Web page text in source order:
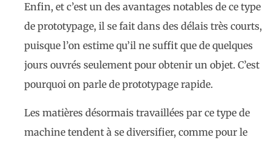
Enfin, et c’est un des avantages notables de ce type
de prototypage, il se fait dans des délais très courts,
puisque l’on estime qu’il ne suffit que de quelques
jours ouvrés seulement pour obtenir un objet. C’est
pourquoi on parle de prototypage rapide.
Les matières désormais travaillées par ce type de
machine tendent à se diversifier, comme pour le